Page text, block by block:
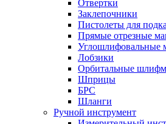
Отвертки
Заклепочники
Пистолеты для
Прямые отрезные
Углошлифовальные
Лобзики
Орбитальные
Шприцы
БРС
Шланги
Ручной инструмент